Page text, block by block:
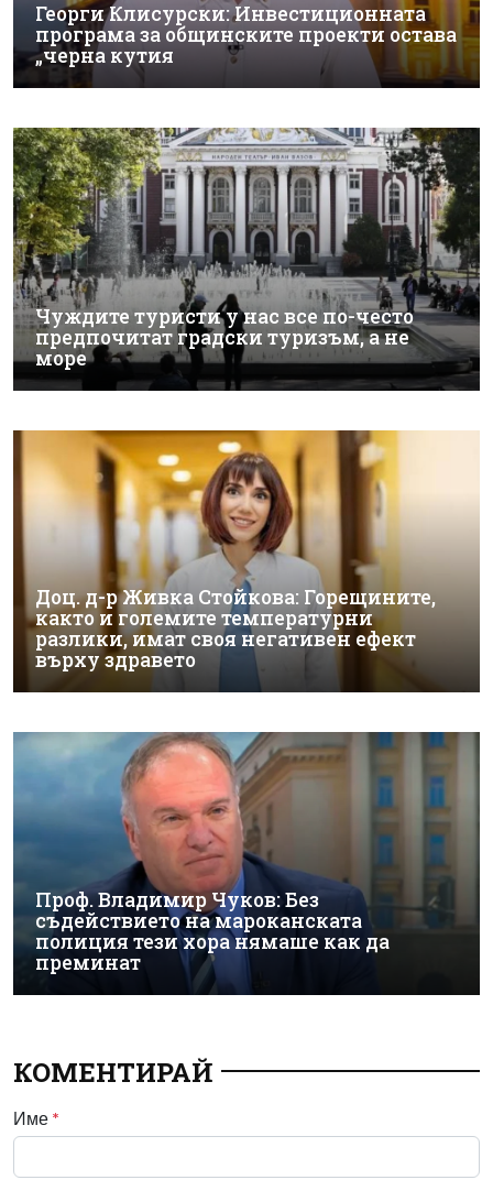
Георги Клисурски: Инвестиционната
програма за общинските проекти остава
„черна кутия
Чуждите туристи у нас все по-често
предпочитат градски туризъм, а не
море
Доц. д-р Живка Стойкова: Горещините,
както и големите температурни
разлики, имат своя негативен ефект
върху здравето
Проф. Владимир Чуков: Без
съдействието на мароканската
полиция тези хора нямаше как да
преминат
КОМЕНТИРАЙ
Име *